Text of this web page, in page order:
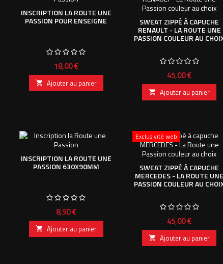
INSCRIPTION LA ROUTE UNE
PASSION POUR ENSEIGNE
Prix
18,00 €
 Ajouter au panier
SWEAT ZIPPÉ À CAPUCHE
RENAULT - LA ROUTE UNE
PASSION COULEUR AU
Prix
45,00 €
 Ajouter au panier
INSCRIPTION LA ROUTE UNE
PASSION 630X90MM
Prix
8,50 €
 Ajouter au panier
Exclusivité web
SWEAT ZIPPÉ À CAPUCHE
MERCEDES - LA ROUTE UNE
PASSION COULEUR AU
Prix
45,00 €
 Ajouter au panier